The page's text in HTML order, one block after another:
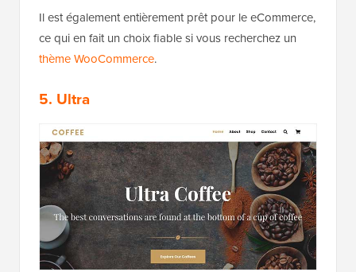
Il est également entièrement prêt pour le eCommerce,
ce qui en fait un choix fiable si vous recherchez un
thème WooCommerce.
5. Ultra